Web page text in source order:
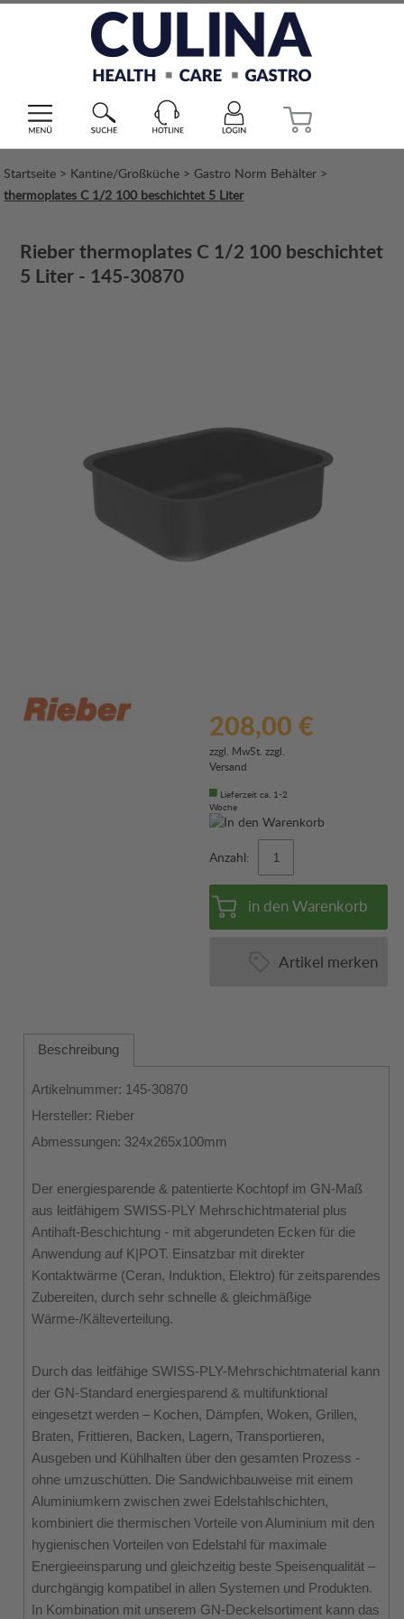
Startseite > Kantine/Großküche >Gastro Norm Behälter >
thermoplates C 1/2 100 beschichtet 5 Liter
Rieber thermoplates C 1/2 100 beschichtet
5 Liter - 145-30870
208,00 €
zzgl. MwSt. zzgl.
Versand
Lieferzeit ca. 1-2
Woche
Anzahl:
in den Warenkorb
Artikel merken
Beschreibung
Artikelnummer: 145-30870
Hersteller: Rieber
Abmessungen: 324x265x100mm
Der energiesparende & patentierte Kochtopf im GN-Maß
aus leitfähigem SWISS-PLY Mehrschichtmaterial plus
Antihaft-Beschichtung - mit abgerundeten Ecken für die
Anwendung auf K|POT. Einsatzbar mit direkter
Kontaktwärme (Ceran, Induktion, Elektro) für zeitsparendes
Zubereiten, durch sehr schnelle & gleichmäßige
Wärme-/Kälteverteilung.
Durch das leitfähige SWISS-PLY-Mehrschichtmaterial kann
der GN-Standard energiesparend & multifunktional
eingesetzt werden – Kochen, Dämpfen, Woken, Grillen,
Braten, Frittieren, Backen, Lagern, Transportieren,
Ausgeben und Kühlhalten über den gesamten Prozess -
ohne umzuschütten. Die Sandwichbauweise mit einem
Aluminiumkern zwischen zwei Edelstahlschichten,
kombiniert die thermischen Vorteile von Aluminium mit den
hygienischen Vorteilen von Edelstahl für maximale
Energieeinsparung und gleichzeitig beste Speisenqualität –
durchgängig kompatibel in allen Systemen und Produkten.
In Kombination mit unserem GN-Deckelsortiment kann das